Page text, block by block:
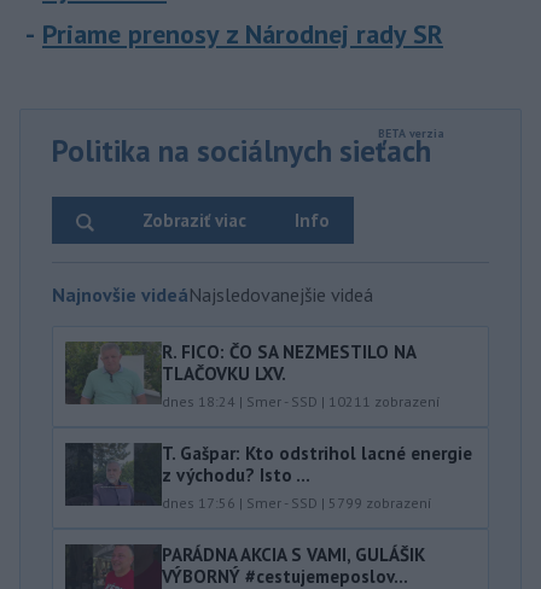
Priame prenosy z Národnej rady SR
Politika na sociálnych sieťach
Info
Zobraziť viac
Najnovšie videáNajsledovanejšie videá
R. FICO: ČO SA NEZMESTILO NA
TLAČOVKU LXV.
dnes 18:24 | Smer - SSD | 10211 zobrazení
T. Gašpar: Kto odstrihol lacné energie
z východu? Isto ...
dnes 17:56 | Smer - SSD | 5799 zobrazení
PARÁDNA AKCIA S VAMI, GULÁŠIK
VÝBORNÝ #cestujemeposlov...